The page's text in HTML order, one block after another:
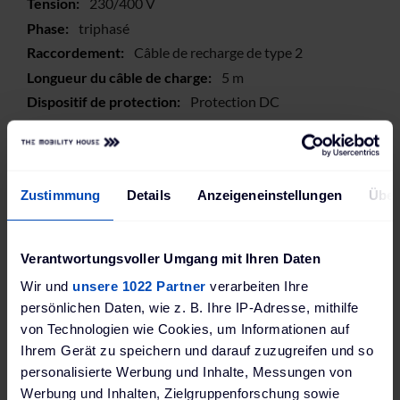
Zustimmung Details Anzeigeneinstellungen
Verantwortungsvoller Umgang mit Ihren Daten
Wir und unsere 1022 Partner verarbeiten Ihre
persönlichen Daten, wie z. B. Ihre IP-Adresse, mithilfe
von Technologien wie Cookies, um Informationen auf
Ihrem Gerät zu speichern und darauf zuzugreifen und so
personalisierte Werbung und Inhalte, Messungen von
Werbung und Inhalten, Zielgruppenforschung sowie
triphasé
Câble de recharge de type 2
5 m
Protection DC
MID
LAN, Wi-Fi, SIM
Alfen International B.V. GPSR; Hefbrugweg 79, 1332 AM
Almere, Niederlande; www.alfen.com